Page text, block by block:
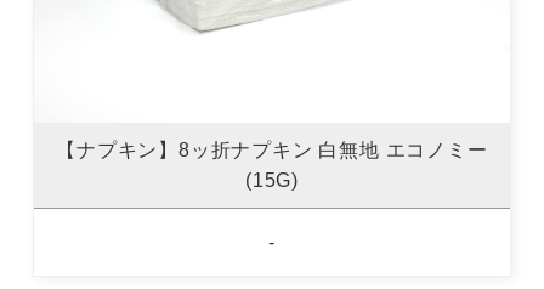
【ナプキン】8ッ折ナプキン 白無地 エコノミー
(15G)
-